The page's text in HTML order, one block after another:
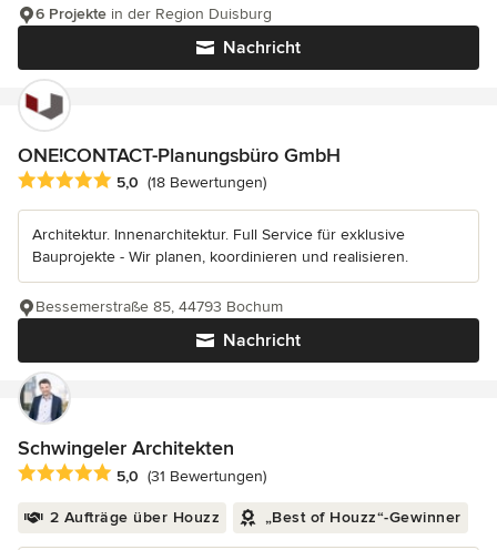
Nachricht
6 Projekte in der Region Duisburg
ONE!CONTACT-Planungsbüro GmbH
Durchschnittliche Bewertung: 5 von 5 Sternen
5,0 (18 Bewertungen)
Architektur. Innenarchitektur. Full Service für exklusive
Bauprojekte - Wir planen, koordinieren und realisieren.
Nachricht
Bessemerstraße 85, 44793 Bochum
Schwingeler Architekten
Durchschnittliche Bewertung: 5 von 5 Sternen
5,0 (31 Bewertungen)
2 Aufträge über Houzz „Best of Houzz“-Gewinner